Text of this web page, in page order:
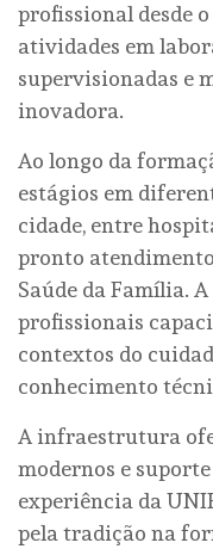
profissional desde
atividades em
supervisionadas e
inovadora.
Ao longo da
estágios em
cidade, entre
pronto
Saúde da Família.
profissionais
contextos do
conhecimento
A infraestrutura
modernos e
experiência da
pela tradição na